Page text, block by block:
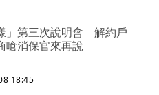
」第三次說明會 解約戶
嗆消保官來再說
18:45